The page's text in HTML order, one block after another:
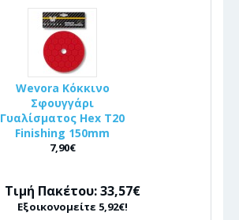
Wevora Κόκκινο
Σφουγγάρι
Γυαλίσματος Hex T20
Finishing 150mm
7,90€
Τιμή Πακέτου: 33,57€
Εξοικονομείτε 5,92€!